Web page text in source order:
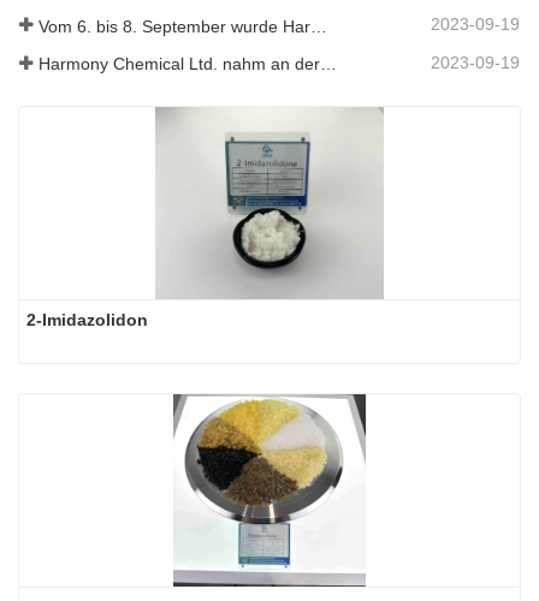
2023-09-19
2023-09-19
2-Imidazolidon